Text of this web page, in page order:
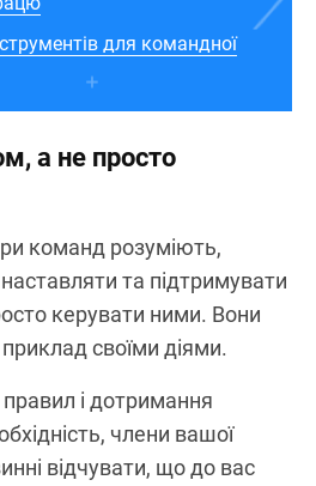
для командної
а не просто
команд розуміють,
та підтримувати
керувати ними. Вони
своїми діями.
і дотримання
члени вашої
відчувати, що до вас